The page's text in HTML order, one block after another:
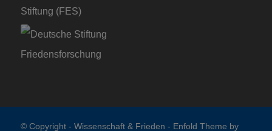
© Copyright - Wissenschaft & Frieden - Enfold Theme by